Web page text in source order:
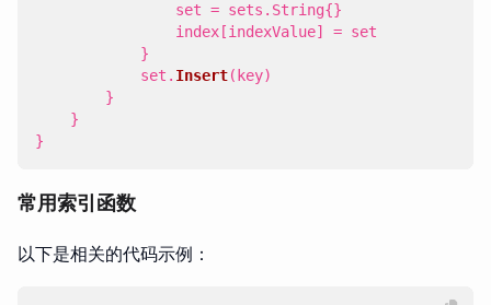
set = sets . String{}
index [indexValue] = set
}
set . Insert( key)
}
}
}
常用索引函数
以下是相关的代码示例：